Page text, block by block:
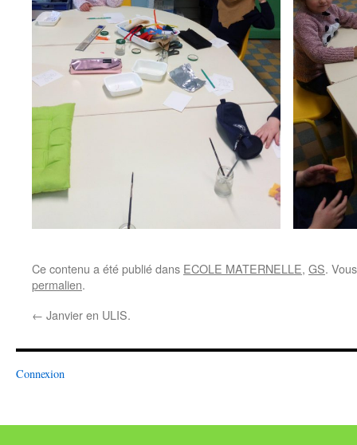
Ce contenu a été publié dans ECOLE MATERNELLE, GS.
permalien.
← Janvier en ULIS.
Connexion